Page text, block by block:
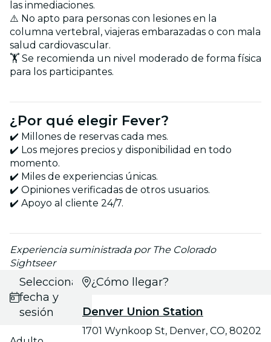
las inmediaciones.
⚠️ No apto para personas con lesiones en la
columna vertebral, viajeras embarazadas o con mala
salud cardiovascular.
🏋️ Se recomienda un nivel moderado de forma física
para los participantes.
¿Por qué elegir Fever?
✔️ Millones de reservas cada mes.
✔️ Los mejores precios y disponibilidad en todo
momento.
✔️ Miles de experiencias únicas.
✔️ Opiniones verificadas de otros usuarios.
✔️ Apoyo al cliente 24/7.
Experiencia suministrada por The Colorado
Sightseer
Selecciona
fecha y
sesión
¿Cómo llegar?
Denver Union Station
1701 Wynkoop St, Denver, CO, 80202